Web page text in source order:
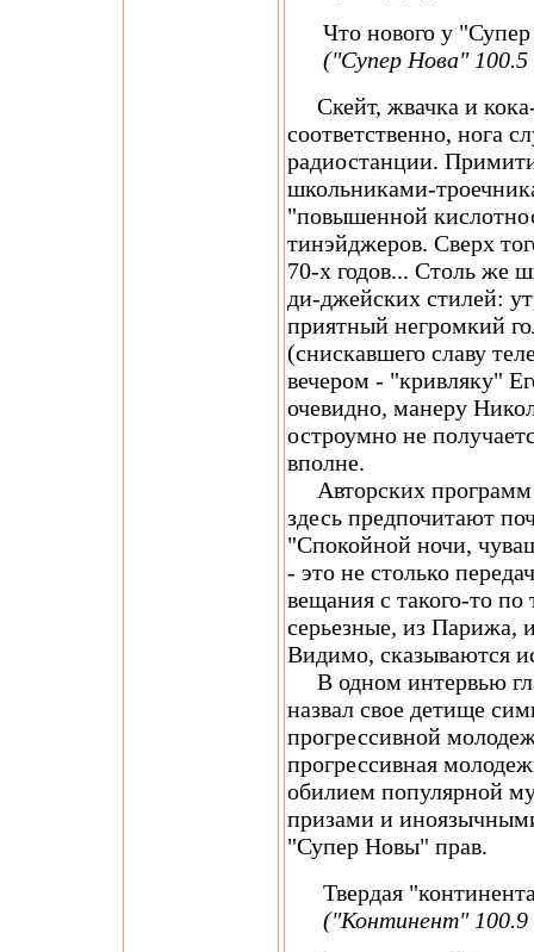
Что нового у
("Супер Нова"
Скейт, жвачка и
соответственно, нога
радиостанции.
школьниками-
"повышенной
тинэйджеров. Сверх
70-х годов... Столь же
ди-джейских стилей:
приятный негромкий
(снискавшего славу
вечером - "кривляку"
очевидно, манеру
остроумно не
вполне.
Авторских программ
здесь предпочитают
"Спокойной ночи,
- это не столько
вещания с такого-то по
серьезные, из Парижа,
Видимо, сказываются
В одном интервью
назвал свое детище
прогрессивной
прогрессивная
обилием популярной
призами и
"Супер Новы" прав.
Твердая
("Континент"